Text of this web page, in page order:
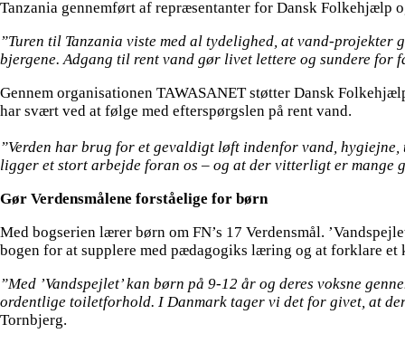
Tanzania gennemført af repræsentanter for Dansk Folkehjælp
”Turen til Tanzania viste med al tydelighed, at vand-
bjergene. Adgang til rent vand gør livet lettere og sundere for
Gennem organisationen TAWASANET støtter Dansk
har svært ved at følge med efterspørgslen på rent vand.
”Verden har brug for et gevaldigt løft indenfor vand,
ligger et stort arbejde foran os – og at der vitterligt er mange
Gør Verdensmålene forståelige for børn
Med bogserien lærer børn om FN’s 17 Verdensmål.
bogen for at supplere med pædagogiks læring og at forklare et
”Med ’Vandspejlet’ kan børn på 9-12 år og deres voksne
ordentlige toiletforhold. I Danmark tager vi det for givet, at
Tornbjerg.